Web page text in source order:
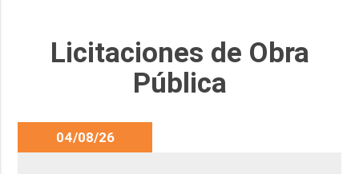
Licitaciones de Obra
Pública
04/08/26